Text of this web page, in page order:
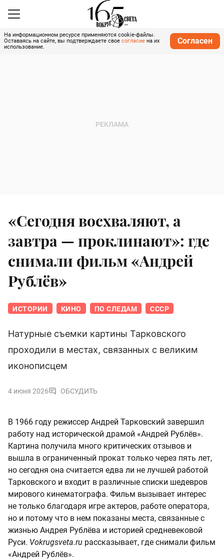
На информационном ресурсе применяются cookie-файлы.
Оставаясь на сайте, вы подтверждаете свое согласие на их
использование.
Согласен
«Сегодня восхваляют, а
завтра — проклинают»: где
снимали фильм «Андрей
Рублёв»
ИСТОРИИ КИНО ПО СЛЕДАМ СССР
Натурные съемки картины Тарковского
проходили в местах, связанных с великим
иконописцем
4 июня 2026 ОБСУДИТЬ
В 1966 году режиссер Андрей Тарковский завершил
работу над исторической драмой «Андрей Рублёв».
Картина получила много критических отзывов и
вышла в ограниченный прокат только через пять лет,
но сегодня она считается едва ли не лучшей работой
Тарковского и входит в различные списки шедевров
мирового кинематографа. Фильм вызывает интерес
не только благодаря игре актеров, работе оператора,
но и потому что в нем показаны места, связанные с
жизнью Андрея Рублёва и историей средневековой
Руси. Vokrugsveta.ru рассказывает, где снимали фильм
«Андрей Рублёв».